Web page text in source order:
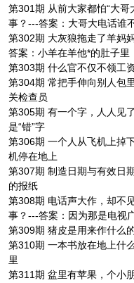
第301期 从前大家都怕“大哥
事？---答案：大哥大电话谁
第302期 大灰狼拖走了羊妈
答案：小羊在羊他*的肚子里
第303期 什么官不仅不领工
第304期 常把手伸向别人包
关检查员
第305期 有一个字，人人见
是“错”字
第306期 一个人从飞机上
机停在地上
第307期 制造日期与有效日
的报纸
第308期 电话声大作，却不
事？---答案：因为那是电视
第309期 猪皮是用来作什么
第310期 一本书放在地上什
里
第311期 盆里有苹果，个小